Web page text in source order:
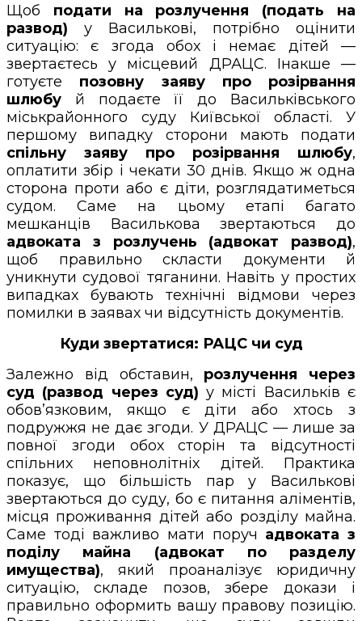
Щоб подати на розлучення (подать на
развод) у Василькові, потрібно оцінити
ситуацію: є згода обох і немає дітей —
звертаєтесь у місцевий ДРАЦС. Інакше —
готуєте позовну заяву про розірвання
шлюбу й подаєте її до Васильківського
міськрайонного суду Київської області. У
першому випадку сторони мають подати
спільну заяву про розірвання шлюбу,
оплатити збір і чекати 30 днів. Якщо ж одна
сторона проти або є діти, розглядатиметься
судом. Саме на цьому етапі багато
мешканців Василькова звертаються до
адвоката з розлучень (адвокат развод),
щоб правильно скласти документи й
уникнути судової тяганини. Навіть у простих
випадках бувають технічні відмови через
помилки в заявах чи відсутність документів.
Куди звертатися: РАЦС чи суд
Залежно від обставин, розлучення через
суд (развод через суд) у місті Васильків є
обов’язковим, якщо є діти або хтось з
подружжя не дає згоди. У ДРАЦС — лише за
повної згоди обох сторін та відсутності
спільних неповнолітніх дітей. Практика
показує, що більшість пар у Василькові
звертаються до суду, бо є питання аліментів,
місця проживання дітей або розділу майна.
Саме тоді важливо мати поруч адвоката з
поділу майна (адвокат по разделу
имущества), який проаналізує юридичну
ситуацію, складе позов, збере докази і
правильно оформить вашу правову позицію.